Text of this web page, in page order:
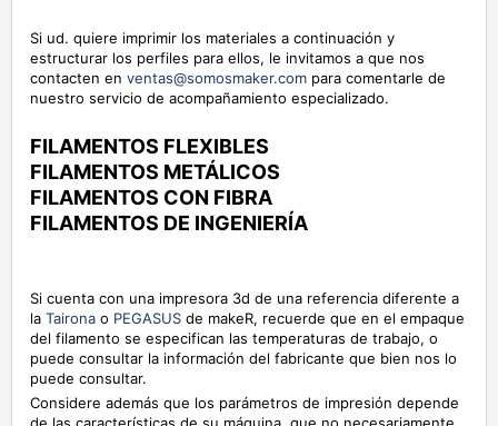
Si ud. quiere imprimir los materiales a continuación y
estructurar los perfiles para ellos, le invitamos a que nos
contacten en ventas@somosmaker.com para comentarle de
nuestro servicio de acompañamiento especializado.
FILAMENTOS FLEXIBLES
FILAMENTOS METÁLICOS
FILAMENTOS CON FIBRA
FILAMENTOS DE INGENIERÍA
Si cuenta con una impresora 3d de una referencia diferente a
la Tairona o PEGASUS de makeR, recuerde que en el empaque
del filamento se especifican las temperaturas de trabajo, o
puede consultar la información del fabricante que bien nos lo
puede consultar.
Considere además que los parámetros de impresión depende